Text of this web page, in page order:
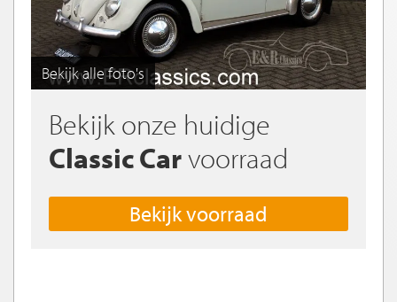
Bekijk alle foto's
Bekijk onze huidige
Classic Carvoorraad
Bekijk voorraad